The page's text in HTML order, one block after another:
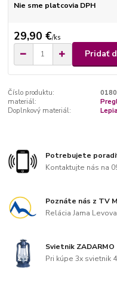
Nie sme platcovia DPH
29,90 €/ks
Pridať
Číslo produktu:
materiál:
Doplnkový materiál:
Potrebujete
Kontaktujte nás na
Poznáte nás z TV
Relácia Jama Levova
Svietnik ZADARMO
Pri kúpe 3x svietnik